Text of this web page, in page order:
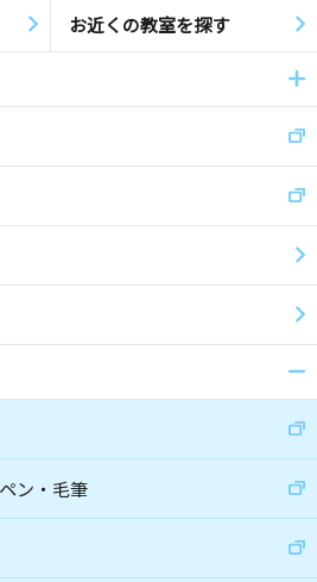
お近くの教室を探す
ン・毛筆